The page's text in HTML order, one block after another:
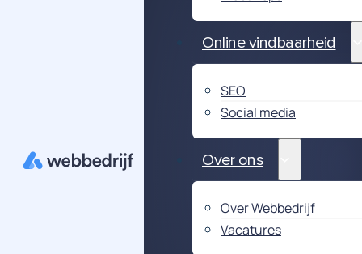
Online vindbaarheid
SEO
Social media
Over ons
Over Webbedrijf
Vacatures